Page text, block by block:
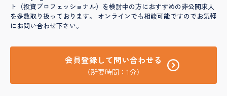
ト（投資プロフェッショナル）を検討中の方におすすめの非公開求人
を多数取り扱っております。 オンラインでも相談可能ですのでお気軽
にお問い合わせ下さい。
会員登録して問い合わせる
（所要時間：1分）